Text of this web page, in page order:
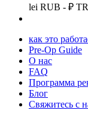
lei RUB - ₽
как это
Pre-Op Guide
О нас
FAQ
Программа
Блог
Свяжитесь с